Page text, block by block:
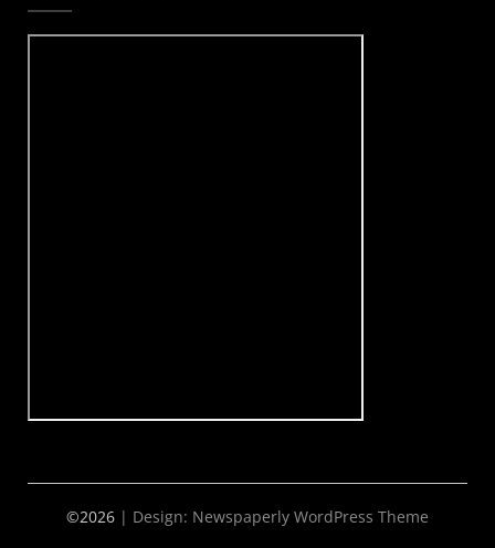
©2026 | Design: Newspaperly WordPress Theme